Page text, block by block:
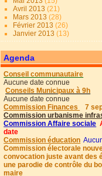
Avril 2013(21)
Mars 2013(28)
Février 2013(26)
Janvier 2013(13)
Agenda
Conseil communautaire
Aucune date connue
Conseils Municipaux à 9h
Aucune date connue
Commission Finances
7
Commission urbanisme
Commission Affaire sociale
date
Commission éducation
Commission électorale
convocation juste avant des
une parodie de contrôle du
maire